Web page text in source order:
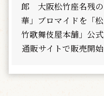
郎 大阪松竹座名残の
華」ブロマイドを「松
竹歌舞伎屋本舗」公式
通販サイトで販売開始